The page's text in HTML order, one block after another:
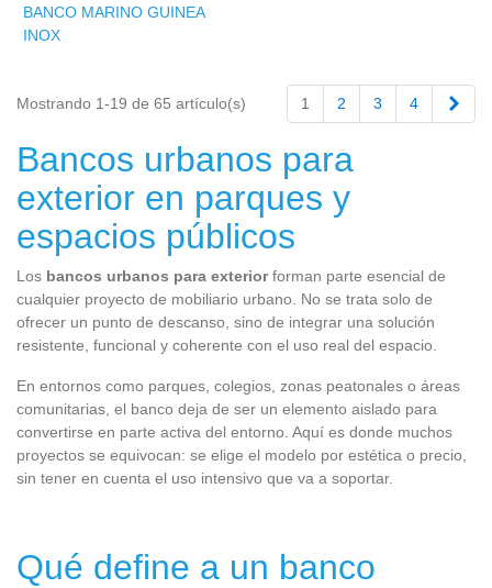
BANCO MARINO GUINEA
INOX
Mostrando 1-19 de 65 artículo(s) 1 2 3 4
Bancos urbanos para
exterior en parques y
espacios públicos
Los bancos urbanos para exteriorforman parte esencial de
cualquier proyecto de mobiliario urbano. No se trata solo de
ofrecer un punto de descanso, sino de integrar una solución
resistente, funcional y coherente con el uso real del espacio.
En entornos como parques, colegios, zonas peatonales o áreas
comunitarias, el banco deja de ser un elemento aislado para
convertirse en parte activa del entorno. Aquí es donde muchos
proyectos se equivocan: se elige el modelo por estética o precio,
sin tener en cuenta el uso intensivo que va a soportar.
Qué define a un banco